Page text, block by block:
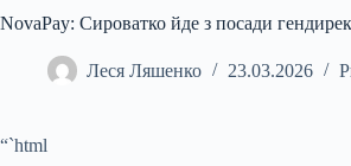
NovaPay: Сироватко йде з посади
Леся Ляшенко 23.03.2026
“`html